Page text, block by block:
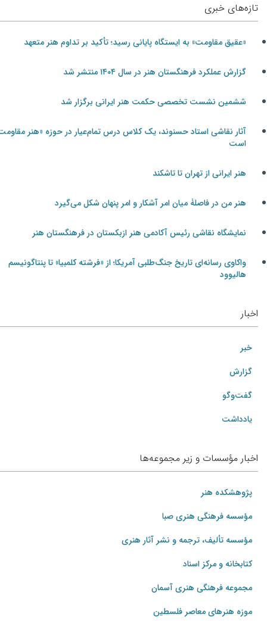
تازه‌های خبری
«عقیق مقاومت» به ایستگاه پایانی رسید؛ تأکید بر تداوم هنر متعهد
گزارش عملکرد فرهنگستان هنر در سال ۱۴۰۴ منتشر شد
ششمین نشست تخصصی حکمت هنر ایرانی برگزار شد
آثار نقاشی استاد حسنوند، یک کلاس درس تمام‌عیار در حوزه «هنر مقاومت»
است
هنر ایرانی از تهران تا تاشکند
هنر من در فاصلۀ میان امر آشکار و امر پنهان شکل می‌گیرد
نمایشگاه نقاشی رئیس آکادمی هنر ازبکستان در فرهنگستان هنر
واکاوی رسانه‌ای تاریخ جنگ‌طلبی آمریکا؛ از «فرشته کلمبیا» تا پنتاگونیسم
هالیوود
اخبار
خبر
گزارش
گفت‌وگو
یادداشت
اخبار مؤسسات و زیر مجموعه‌ها
پژوهشکده هنر
مؤسسه فرهنگی هنری صبا
مؤسسه تألیف، ترجمه و نشر آثار هنری
کتابخانه و مرکز اسناد
مجموعه فرهنگی هنری آسمان
موزه هنرهای‌ معاصر فلسطین